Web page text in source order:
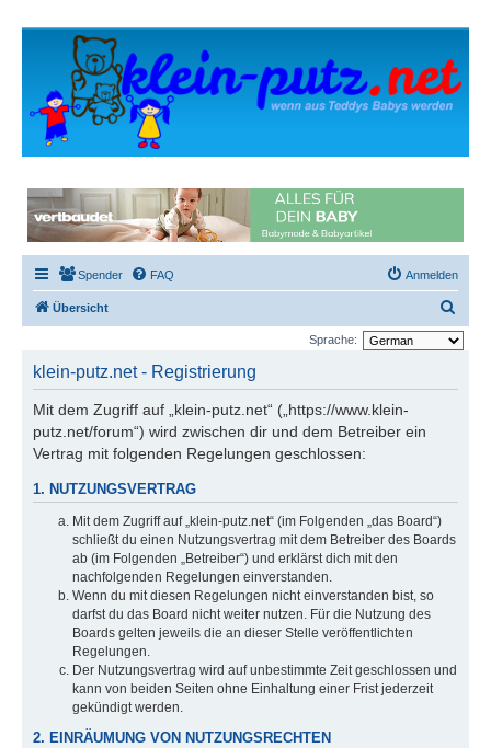
Spender FAQ Anmelden
Übersicht
u
Sprache:
klein-putz.net - Registrierung
Mit dem Zugriff auf „klein-putz.net“ („https://www.klein-
putz.net/forum“) wird zwischen dir und dem Betreiber ein
Vertrag mit folgenden Regelungen geschlossen:
1. NUTZUNGSVERTRAG
Mit dem Zugriff auf „klein-putz.net“ (im Folgenden „das Board“)
schließt du einen Nutzungsvertrag mit dem Betreiber des Boards
ab (im Folgenden „Betreiber“) und erklärst dich mit den
nachfolgenden Regelungen einverstanden.
Wenn du mit diesen Regelungen nicht einverstanden bist, so
darfst du das Board nicht weiter nutzen. Für die Nutzung des
Boards gelten jeweils die an dieser Stelle veröffentlichten
Regelungen.
Der Nutzungsvertrag wird auf unbestimmte Zeit geschlossen und
kann von beiden Seiten ohne Einhaltung einer Frist jederzeit
gekündigt werden.
2. EINRÄUMUNG VON NUTZUNGSRECHTEN